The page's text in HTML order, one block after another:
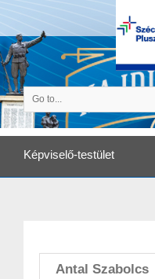
Go to...
Képviselő-testület
Antal Szabolcs